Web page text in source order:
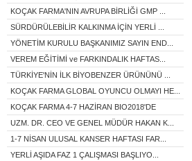
KOÇAK FARMA'NIN AVRUPA BİRLİĞİ GMP ...
SÜRDÜRÜLEBİLİR KALKINMA İÇİN YERLİ ...
YÖNETİM KURULU BAŞKANIMIZ SAYIN END...
VEREM EĞİTİMİ ve FARKINDALIK HAFTAS...
TÜRKİYE'NİN İLK BİYOBENZER ÜRÜNÜNÜ ...
KOÇAK FARMA GLOBAL OYUNCU OLMAYI HE...
KOÇAK FARMA 4-7 HAZİRAN BIO2018'DE
UZM. DR. CEO VE GENEL MÜDÜR HAKAN K...
1-7 NİSAN ULUSAL KANSER HAFTASI FAR...
YERLİ AŞIDA FAZ 1 ÇALIŞMASI BAŞLIYO...